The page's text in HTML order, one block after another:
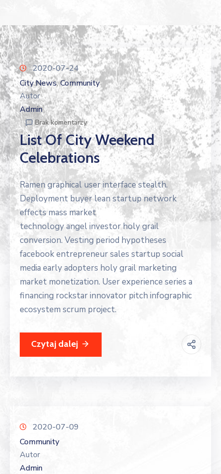
2020-07-24
City News‚Community
Autor
Admin
Brak komentarzy
List Of City Weekend
Celebrations
Ramen graphical user interface stealth.
Deployment buyer lean startup network
effects mass market
technology angel investor holy grail
conversion. Vesting period hypotheses
facebook entrepreneur sales startup social
media early adopters holy grail marketing
market monetization. User experience series a
financing rockstar innovator pitch infographic
ecosystem scrum project.
Czytaj dalej
2020-07-09
Community
Autor
Admin